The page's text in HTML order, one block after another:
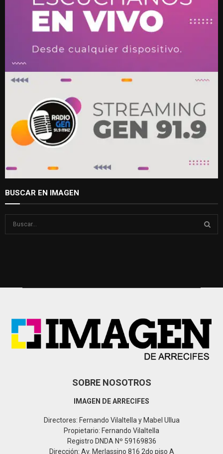
BUSCAR EN IMAGEN
SOBRE NOSOTROS
IMAGEN DE ARRECIFES
Directores: Fernando Vilaltella y Mabel Ullua
Propietario: Fernando Vilaltella
Registro DNDA Nº 59169836
Dirección: Av. Merlassino 816 2do piso A